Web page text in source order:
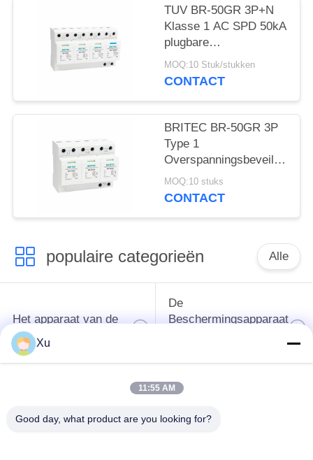
TUV BR-50GR 3P+N
Klasse 1 AC SPD 50kA
plugbare
overspanningsbeveiliging
type 1 spd TUV
overspanningsafleider
type 1
overspanningsbeveiliging
MOQ:10 Stuk/stukken
CONTACT
BRITEC BR-50GR 3P
Type 1
Overspanningsbeveiliging
50ka
Overspanningsbeveiliging
MOQ:10 stuks
CONTACT
populaire categorieën Alle
Het apparaat van de
schommelingsbescherming
De
Beschermingsapparaat
van de 2
Type van
Beschermend
Xu
11:55 AM
Good day, what product are you looking for?